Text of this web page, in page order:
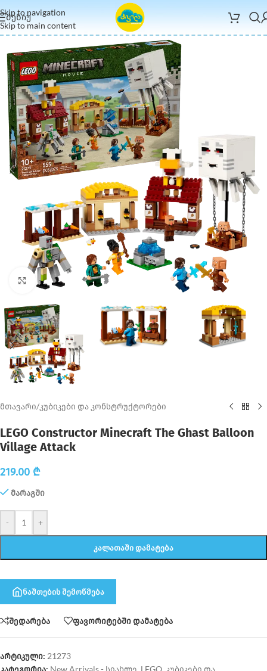
Skip to navigation
Skip to main content
ᲛᲔᲜᲘᲣ
Click to enlarge
მთავარი/კუბიკები და კონსტრუქტორები
LEGO Constructor Minecraft The Ghast Balloon
Village Attack
219.00 ₾
მარაგში
- +
ᲙᲐᲚᲐᲗᲐᲨᲘ ᲓᲐᲛᲐᲢᲔᲑᲐ
ნაშთების შემოწმება
შედარება ფავორიტებში დამატება
არტიკული: 21273